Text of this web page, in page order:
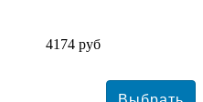
4174 руб